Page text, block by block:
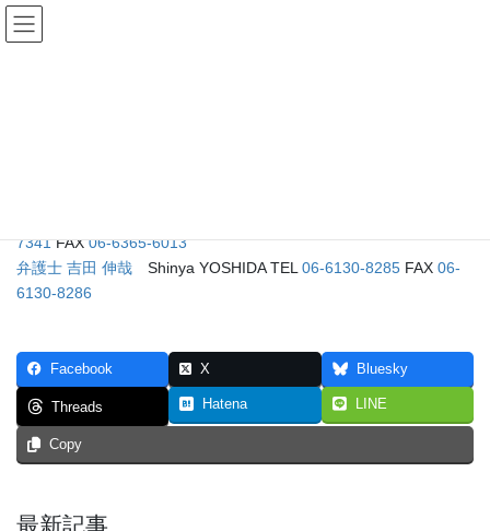
コ
ン
ナ
ビ
7341FAX06-6365-6013
弁護士 吉田 伸哉 Shinya YOSHIDA TEL 06-6130-8285 FAX 06-
6130-8286
Facebook X Bluesky
Threads Hatena LINE
Copy
最新記事